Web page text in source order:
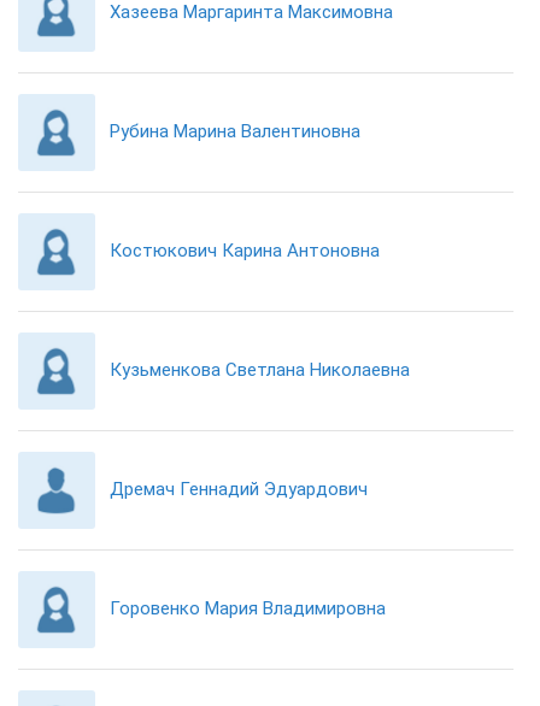
Хазеева Маргаринта Максимовна
Рубина Марина Валентиновна
Костюкович Карина Антоновна
Кузьменкова Светлана Николаевна
Дремач Геннадий Эдуардович
Горовенко Мария Владимировна